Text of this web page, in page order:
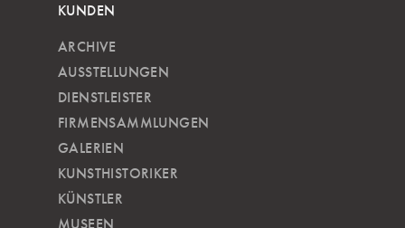
KUNDEN
ARCHIVE
AUSSTELLUNGEN
DIENSTLEISTER
FIRMENSAMMLUNGEN
GALERIEN
KUNSTHISTORIKER
KÜNSTLER
MUSEEN